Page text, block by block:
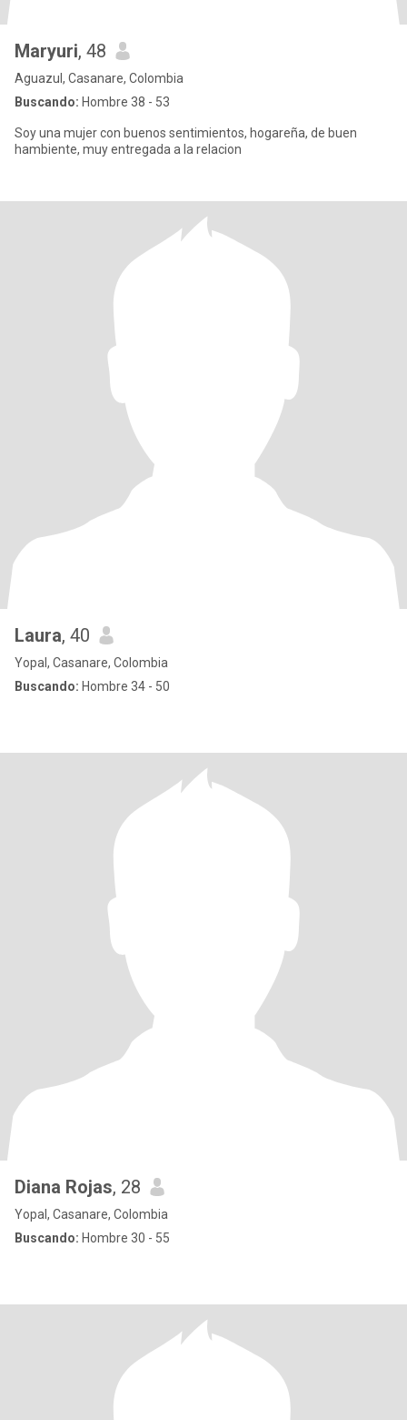
Maryuri, 48
Aguazul, Casanare, Colombia
Buscando: Hombre 38 - 53
Soy una mujer con buenos sentimientos, hogareña, de buen
hambiente, muy entregada a la relacion
Laura, 40
Yopal, Casanare, Colombia
Buscando: Hombre 34 - 50
Diana Rojas, 28
Yopal, Casanare, Colombia
Buscando: Hombre 30 - 55